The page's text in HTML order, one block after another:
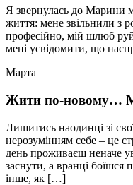
Я звернулась до Марини
життя: мене звільнили з
професійно, мій шлюб
мені усвідомити, що
Марта
Жити по-новому…
Лишитись наодинці зі
нерозумінням себе – це
день проживаєш неначе
заснути, а вранці боїшся
інше, як […]